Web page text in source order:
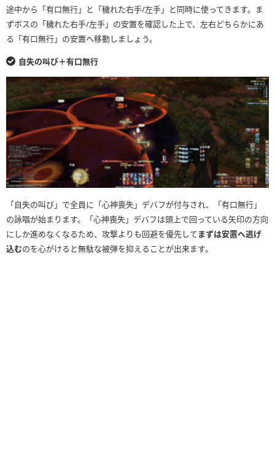
途中から「有口無行」と「穢れた右手/左手」と同時に使ってきます。ま
ずボスの「穢れた右手/左手」の安置を確認した上で、左右どちらかにあ
る「有口無行」の安置へ移動しましょう。
自失の叫び＋有口無行
「自失の叫び」で全員に「心神喪失」デバフが付与され、「有口無行」
の詠唱が始まります。「心神喪失」デバフは頭上で回っている矢印の方向
にしか進めなくなるため、攻撃よりも回避を優先してまずは安置へ逃げ
込むのを心がけると無駄な被弾を抑えることが出来ます。